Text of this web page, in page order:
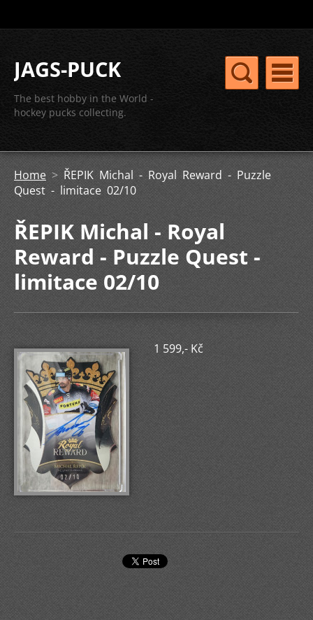
JAGS-PUCK
The best hobby in the World -
hockey pucks collecting.
Home > ŘEPIK Michal - Royal Reward - Puzzle
Quest - limitace 02/10
ŘEPIK Michal - Royal
Reward - Puzzle Quest -
limitace 02/10
1 599,- Kč